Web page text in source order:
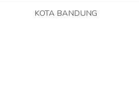
KOTA BANDUNG